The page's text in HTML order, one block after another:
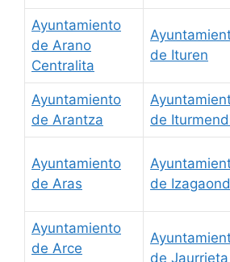
Ayuntamiento
de Arano
Centralita
de Ituren
Ayuntamiento
de Arantza
de
Ayuntamiento
de Aras
de
Ayuntamiento
de Arce
de Jaurrieta